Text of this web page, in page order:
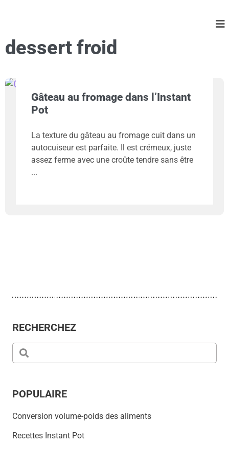
dessert froid
Gâteau au fromage dans l’Instant
Pot
La texture du gâteau au fromage cuit dans un
autocuiseur est parfaite. Il est crémeux, juste
assez ferme avec une croûte tendre sans être
RECHERCHEZ
POPULAIRE
Conversion volume-poids des aliments
Recettes Instant Pot